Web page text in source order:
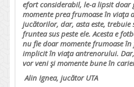
efort considerabil, le-a lipsit doar
momente prea frumoase în viaţa
jucătorilor, dar, asta este, trebuie
fruntea sus peste ele. Acesta e
nu fie doar momente frumoase
implicit în viaţa antrenorului.
vor veni şi momente bune în
Alin Ignea, jucător UTA